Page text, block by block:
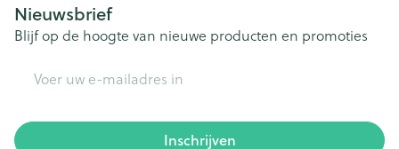
Nieuwsbrief
Blijf op de hoogte van nieuwe producten en promoties
Inschrijven